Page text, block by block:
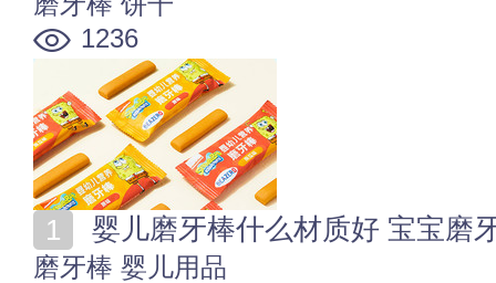
1236
婴儿磨牙棒什么材质好 宝宝磨
磨牙棒 婴儿用品